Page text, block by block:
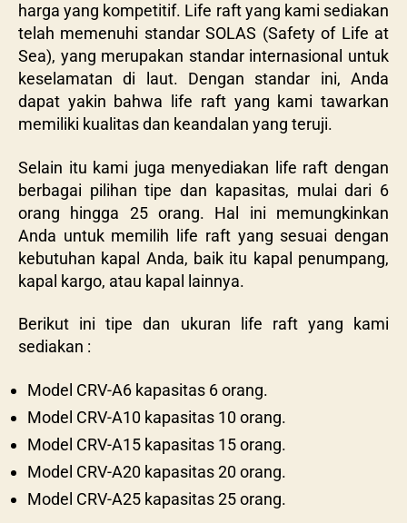
harga yang kompetitif. Life raft yang kami sediakan
telah memenuhi standar SOLAS (Safety of Life at
Sea), yang merupakan standar internasional untuk
keselamatan di laut. Dengan standar ini, Anda
dapat yakin bahwa life raft yang kami tawarkan
memiliki kualitas dan keandalan yang teruji.
Selain itu kami juga menyediakan life raft dengan
berbagai pilihan tipe dan kapasitas, mulai dari 6
orang hingga 25 orang. Hal ini memungkinkan
Anda untuk memilih life raft yang sesuai dengan
kebutuhan kapal Anda, baik itu kapal penumpang,
kapal kargo, atau kapal lainnya.
Berikut ini tipe dan ukuran life raft yang kami
sediakan :
Model CRV-A6 kapasitas 6 orang.
Model CRV-A10 kapasitas 10 orang.
Model CRV-A15 kapasitas 15 orang.
Model CRV-A20 kapasitas 20 orang.
Model CRV-A25 kapasitas 25 orang.